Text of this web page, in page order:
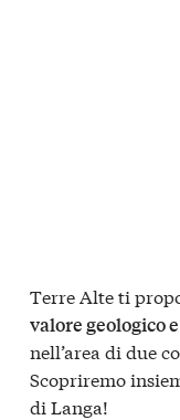
Terre Alte ti
valore geologico
nell’area di due
Scopriremo
di Langa!